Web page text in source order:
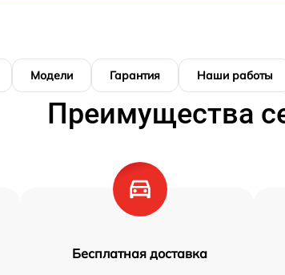
Модели Гарантия Наши работы
Преимущества
Бесплатная доставка